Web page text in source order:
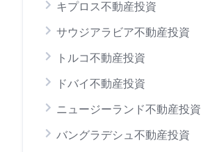
キプロス不動産投資
サウジアラビア不動産投資
トルコ不動産投資
ドバイ不動産投資
ニュージーランド不動産投資
バングラデシュ不動産投資